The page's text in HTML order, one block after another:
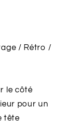
/ Rétro /
le côté
pour un
tête